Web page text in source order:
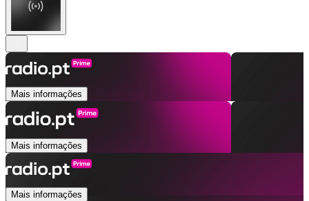
Mais informações
Mais informações
Mais informações